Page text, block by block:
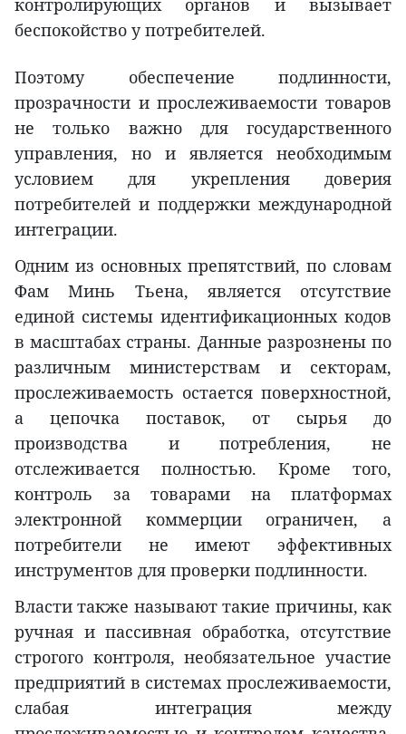
беспокойство у потребителей.
Поэтому обеспечение подлинности,
прозрачности и прослеживаемости товаров
не только важно для государственного
управления, но и является необходимым
условием для укрепления доверия
потребителей и поддержки международной
интеграции.
Одним из основных препятствий, по словам
Фам Минь Тьена, является отсутствие
единой системы идентификационных кодов
в масштабах страны. Данные разрознены по
различным министерствам и секторам,
прослеживаемость остается поверхностной,
а цепочка поставок, от сырья до
производства и потребления, не
отслеживается полностью. Кроме того,
контроль за товарами на платформах
электронной коммерции ограничен, а
потребители не имеют эффективных
инструментов для проверки подлинности.
Власти также называют такие причины, как
ручная и пассивная обработка, отсутствие
строгого контроля, необязательное участие
предприятий в системах прослеживаемости,
слабая интеграция между